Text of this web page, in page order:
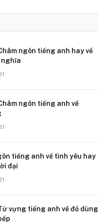
ngôn tiếng anh hay về
nghĩa
ngôn tiếng anh về
tiếng anh về tình yêu hay
đại
vựng tiếng anh về đồ dùng